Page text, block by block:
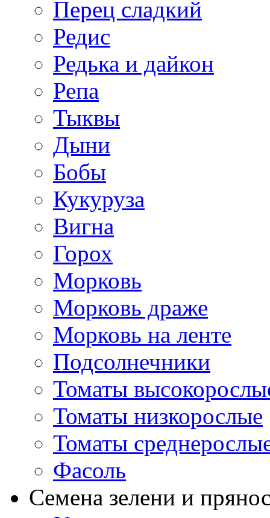
Перец сладкий
Редис
Редька и дайкон
Репа
Тыквы
Дыни
Бобы
Кукуруза
Вигна
Горох
Морковь
Морковь драже
Морковь на ленте
Подсолнечники
Томаты
Томаты низкорослые
Томаты
Фасоль
Семена зелени и